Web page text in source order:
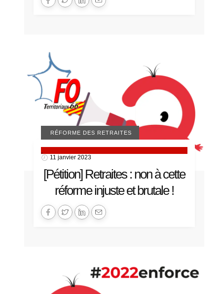
MANIFESTATIONS
RÉFORME DES RETRAITES
11 janvier 2023
[Pétition] Retraites : non à cette
réforme injuste et brutale !